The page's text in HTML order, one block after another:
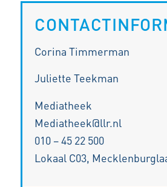
Corina Timmerman
Juliette Teekman
Mediatheek
Mediatheek@llr.nl
010 – 45 22 500
Lokaal C03,